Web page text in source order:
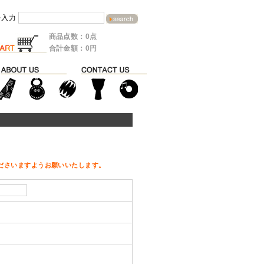
力
商品点数：0点
合計金額：0円
いますようお願いいたします。